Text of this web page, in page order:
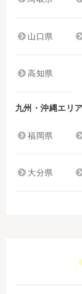
山口県
高知県
九州・沖縄エリア
福岡県
大分県